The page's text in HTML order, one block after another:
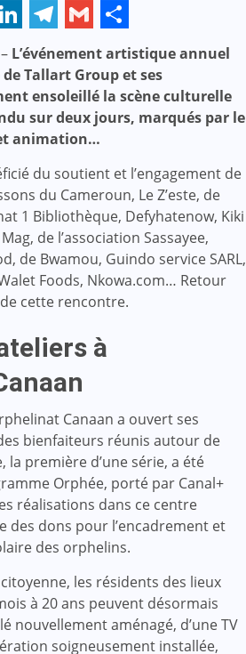
Telegram
Gmail
Share
L’événement artistique annuel
Tallart Group et ses
ensoleillé la scène culturelle
sur deux jours, marqués par le
animation…
du soutient et l’engagement de
du Cameroun, Le Z’este, de
1 Bibliothèque, Defyhatenow, Kiki
de l’association Sassayee,
de Bwamou, Guindo service SARL,
Foods, Nkowa.com… Retour
cette rencontre.
à
Canaan a ouvert ses
bienfaiteurs réunis autour de
la première d’une série, a été
Orphée, porté par Canal+
réalisations dans ce centre
des dons pour l’encadrement et
des orphelins.
les résidents des lieux
à 20 ans peuvent désormais
nouvellement aménagé, d’une TV
soigneusement installée,